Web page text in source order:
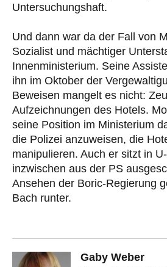
Untersuchungshaft.
Und dann war da der Fall von
Sozialist und mächtiger
Innenministerium. Seine
ihn im Oktober der
Beweisen mangelt es nicht:
Aufzeichnungen des Hotels.
seine Position im Ministerium
die Polizei anzuweisen, die
manipulieren. Auch er sitzt in
inzwischen aus der PS
Ansehen der Boric-Regierung
Bach runter.
Gaby Weber